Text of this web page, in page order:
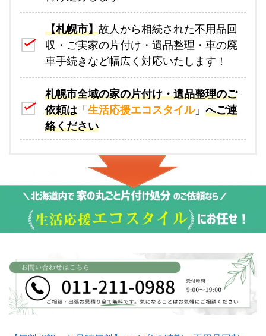
【札幌市】故人から相続された不用品回
収・ご実家の片付け・遺品整理・車の廃
車手続きなど幅広く対応いたします！
札幌市全域の家の片付け・遺品整理のご
依頼は 「 生活応援エコスタイル」 へご連
絡ください